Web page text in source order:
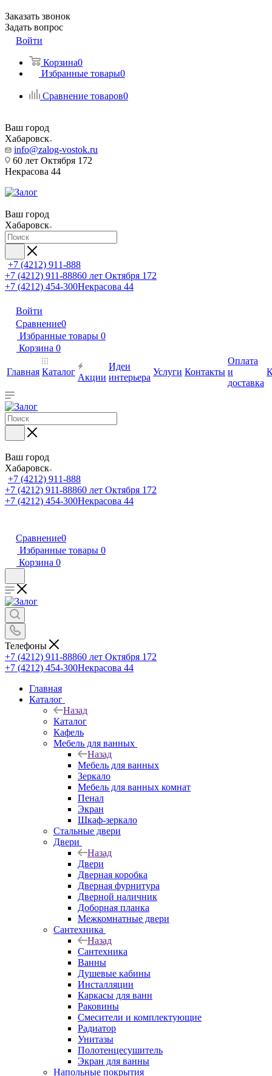
Заказать звонок
Задать вопрос
Войти
Корзина0
Избранные товары0
Сравнение товаров0
Ваш город
Хабаровск
info@zalog-vostok.ru
60 лет Октября 172
Некрасова 44
Ваш город
Хабаровск
+7 (4212) 911-888
+7 (4212) 911-88860 лет Октября 172
+7 (4212) 454-300Некрасова 44
Войти
Сравнение0
Избранные товары 0
Корзина 0
Главная Каталог
Акции
Идеи
интерьера
Услуги Контакты
Оплата
и
доставка
Ваш город
Хабаровск
+7 (4212) 911-888
+7 (4212) 911-88860 лет Октября 172
+7 (4212) 454-300Некрасова 44
Сравнение0
Избранные товары 0
Корзина 0
Телефоны
+7 (4212) 911-88860 лет Октября 172
+7 (4212) 454-300Некрасова 44
Главная
Каталог
Назад
Каталог
Кафель
Мебель для ванных
Назад
Мебель для ванных
Зеркало
Мебель для ванных комнат
Пенал
Экран
Шкаф-зеркало
Стальные двери
Двери
Назад
Двери
Дверная коробка
Дверная фурнитура
Дверной наличник
Доборная планка
Межкомнатные двери
Сантехника
Назад
Сантехника
Ванны
Душевые кабины
Инсталляции
Каркасы для ванн
Раковины
Смесители и комплектующие
Радиатор
Унитазы
Полотенцесушитель
Экран для ванны
Напольные покрытия